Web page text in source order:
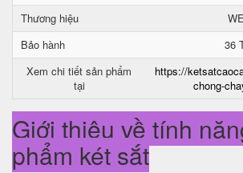
Thương hiệu
Bảo hành
36
Xem chi tiết sản phẩm
tại
https://
chong-
Giới thiệu về tính
phẩm két sắt